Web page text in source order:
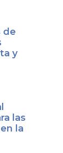
de
y
las
la